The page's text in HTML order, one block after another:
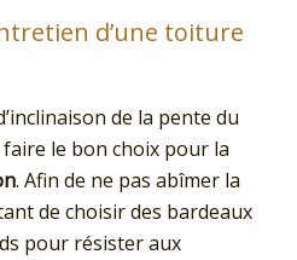
d’une toiture
de la pente du
le bon choix pour la
. Afin de ne pas abîmer la
de choisir des bardeaux
pour résister aux